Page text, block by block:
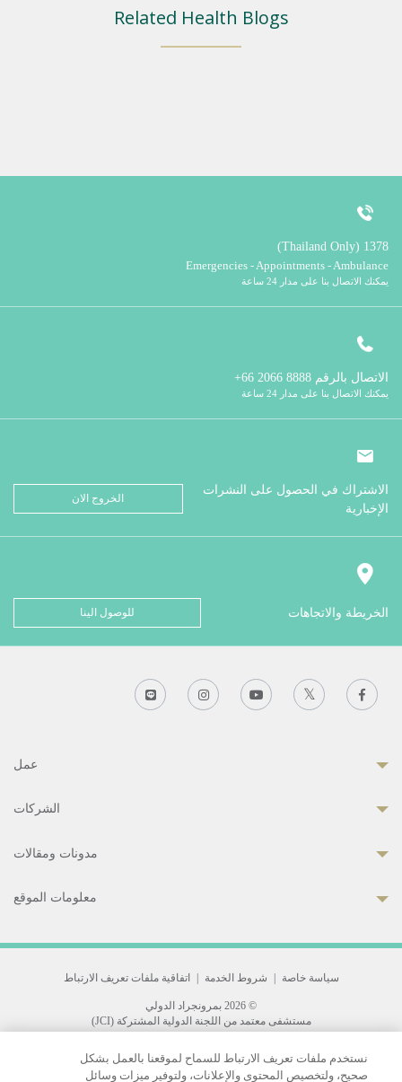
Related Health Blogs
1378 (Thailand Only)
Emergencies - Appointments - Ambulance
يمكنك الاتصال بنا على مدار 24 ساعة
الاتصال بالرقم
يمكنك الاتصال بنا على مدار 24 ساعة
الاشتراك في الحصول على النشرات
الإخبارية
الخروج الان
الخريطة والاتجاهات للوصول الينا
عمل
الشركات
مدونات ومقالات
معلومات الموقع
سياسة خاصة شروط الخدمة اتفاقية ملفات تعريف الارتباط
© 2026 بمرونجراد الدولي
مستشفى معتمد من اللجنة الدولية المشتركة (JCI)
33 Sukhumvit 3, Wattana, Bangkok 10110 Thailand.
All rights reserved.
نستخدم ملفات تعريف الارتباط للسماح لموقعنا بالعمل بشكل
صحيح، ولتخصيص المحتوى والإعلانات، ولتوفير ميزات وسائل